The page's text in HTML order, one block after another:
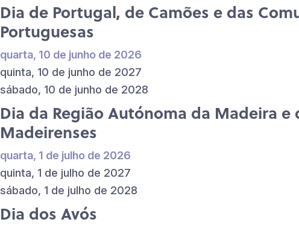
Dia de Portugal, de Camões e das
Portuguesas
quarta, 10 de junho de 2026
quinta, 10 de junho de 2027
sábado, 10 de junho de 2028
Dia da Região Autónoma da Madeira e
Madeirenses
quarta, 1 de julho de 2026
quinta, 1 de julho de 2027
sábado, 1 de julho de 2028
Dia dos Avós